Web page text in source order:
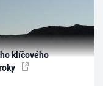
klíčového